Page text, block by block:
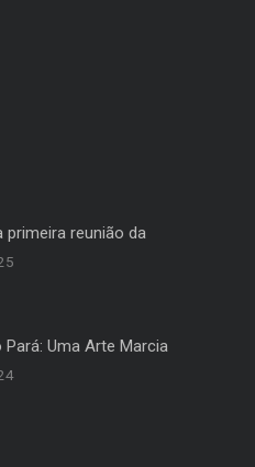
primeira reunião da
Pará: Uma Arte Marcia